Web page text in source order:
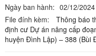
Ngày ban hành: 02/12/2024
File đính kèm:
Thông báo
định cư Dự án nâng cấp
huyện Đình Lập) – 388 (Bùi